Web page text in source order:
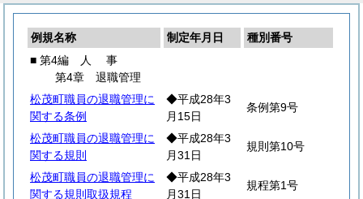
例規名称 制定年月日
種別番号
■ 第4編
人 事
第4章 退職管理
松茂町職員の退職管理に
関する条例
◆平成28年3
月15日
条例第9号
松茂町職員の退職管理に
関する規則
◆平成28年3
月31日
規則第10号
松茂町職員の退職管理に
関する規則取扱規程
◆平成28年3
月31日
規程第1号